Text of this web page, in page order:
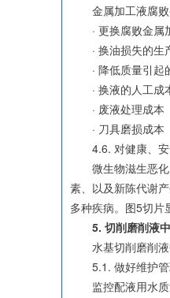
金属加工液腐败
· 更换腐败金属
· 换油损失的生
· 降低质量引起
· 换液的人工成
· 废液处理成本
· 刀具磨损成本
4.6. 对健康、安
微生物滋生恶化
素、以及新陈代谢
多种疾病。图5切片
5. 切削磨削液中
水基切削磨削液
5.1. 做好维护管
监控配液用水质